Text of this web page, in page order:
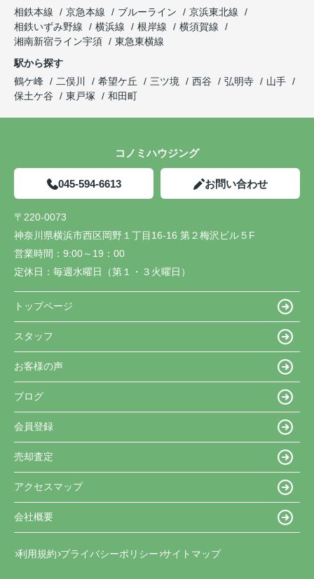
相鉄本線
京急本線 ブルーライン
京浜東北線
相鉄いずみ野線
横浜線 根岸線
横須賀線
湘南新宿ライン宇須
東急東横線
駅から探す
鶴ケ峰
二俣川 希望ケ丘 三ツ境 西谷 弘明寺
山手
保土ケ谷
東戸塚 和田町
コノミハウジング
045-594-6613 お問い合わせ
〒220-0073
神奈川県横浜市西区岡野１丁目16-16 第２梅沢ビル５F
営業時間： 9:00～19：00
定休日： 毎週水曜日（第１・３火曜日）
トップページ
スタッフ
お客様の声
ブログ
会員登録
売却査定
アクセスマップ
会社概要
利用規約 プライバシーポリシー サイトマップ